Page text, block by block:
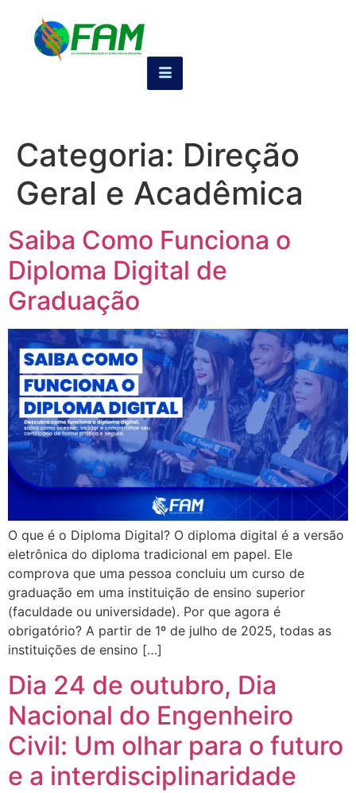
Categoria: Direção
Geral e Acadêmica
Saiba Como Funciona o
Diploma Digital de
Graduação
O que é o Diploma Digital? O diploma digital é a versão
eletrônica do diploma tradicional em papel. Ele
comprova que uma pessoa concluiu um curso de
graduação em uma instituição de ensino superior
(faculdade ou universidade). Por que agora é
obrigatório? A partir de 1º de julho de 2025, todas as
instituições de ensino […]
Dia 24 de outubro, Dia
Nacional do Engenheiro
Civil: Um olhar para o futuro
e a interdisciplinaridade